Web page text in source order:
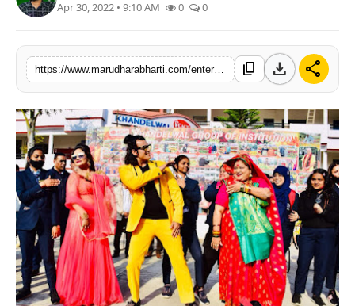
वीडियो Apr 30, 2022 • 9:10 AM 0 0
https://www.marudharabharti.com/entertainment/actor-mukesh-j-bharti-reached-bareilly content_copy download share